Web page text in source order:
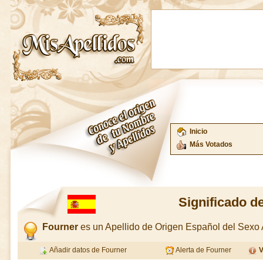
Inicio
Más Votados
Significado
Fourner es un Apellido de Origen Español del Sexo
Añadir datos de Fourner Alerta de Fourner